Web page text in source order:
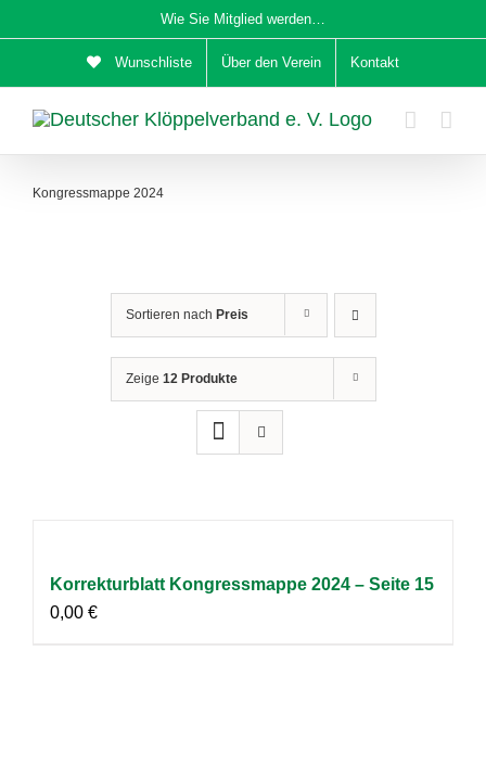
Inhalt
Wie Sie Mitglied werden…
Wunschliste Über den Verein Kontakt
Kongressmappe 2024
Sortieren nach Preis
Zeige 12 Produkte
Korrekturblatt Kongressmappe 2024 – Seite 15
0,00 €